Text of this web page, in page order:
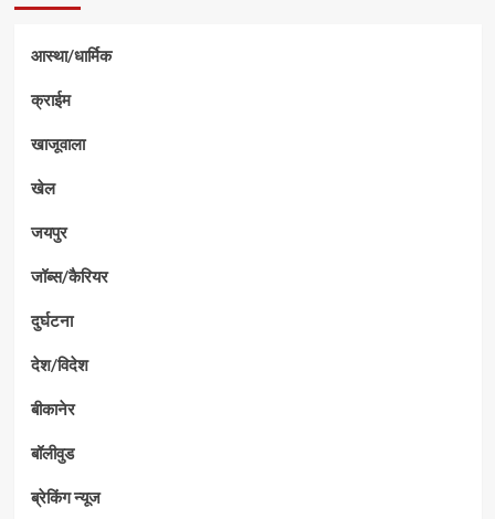
आस्था/धार्मिक
क्राईम
खाजूवाला
खेल
जयपुर
जॉब्स/कैरियर
दुर्घटना
देश/विदेश
बीकानेर
बॉलीवुड
ब्रेकिंग न्यूज